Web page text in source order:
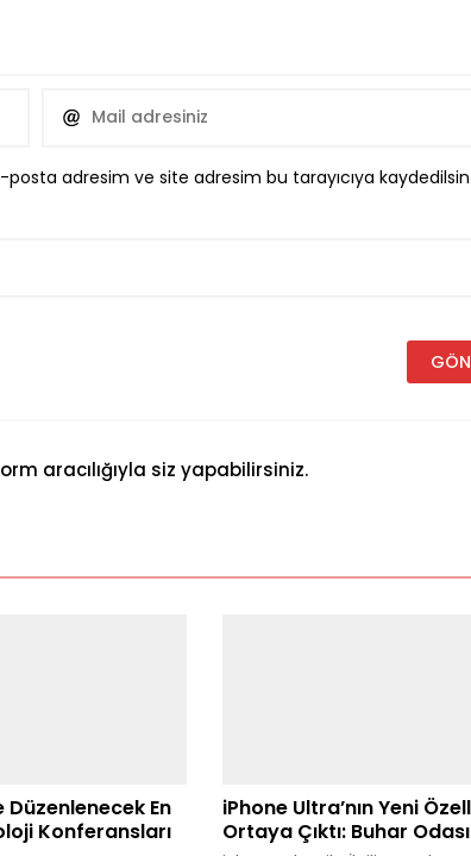
posta adresim ve site adresim bu tarayıcıya
aracılığıyla siz yapabilirsiniz.
Düzenlenecek En
Konferansları
iPhone Ultra’nın Yeni
Ortaya Çıktı: Buhar Odası